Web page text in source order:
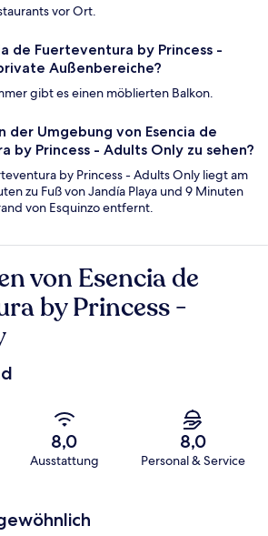
vor Ort.
de Fuerteventura by Princess -
Außenbereiche?
gibt es einen möblierten Balkon.
der Umgebung von Esencia de
by Princess - Adults Only zu sehen?
by Princess - Adults Only liegt am
zu Fuß von Jandía Playa und 9 Minuten
von Esquinzo entfernt.
von Esencia de
by Princess -
8,0
Ausstattung
8,0
Personal & Service